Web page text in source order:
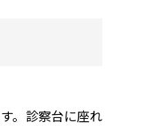
。診察台に座れ